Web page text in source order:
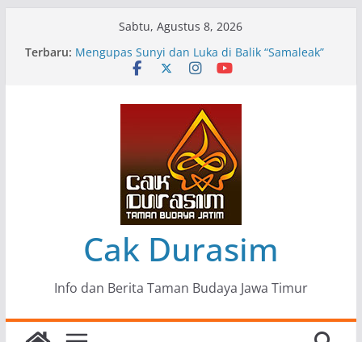
Sabtu, Agustus 8, 2026
Terbaru: Pameran Lukisan Komunitas Patria Seni Rupa
Kota Blitar : Ketika “Bergerak” Menjadi Mantra
Mengupas Sunyi dan Luka di Balik “Samaleak”
Menjaga Marwah Seni dan Budaya: Catatan
Kunjungan Kerja Ir. Bambang Haryo Soekartono
(BHS) Anggota DPR RI ke Taman Budaya Jawa
Pameran Tunggal 35 Karya Agus Koecink
“Tumbang Tambang”, Ungkapan Kritis Tentang
Derita Pekerja Pertambangan
Cak Durasim
Info dan Berita Taman Budaya Jawa Timur